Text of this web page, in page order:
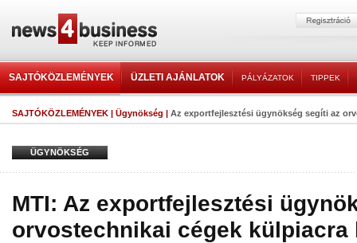
SAJTÓKÖZLEMÉNYEK ÜZLETI AJÁNLATOK PÁLYÁZATOK TIPPEK
SAJTÓKÖZLEMÉNYEK | Ügynökség | Az exportfejlesztési ügynökség segíti az
ÜGYNÖKSÉG
MTI: Az exportfejlesztési
orvostechnikai cégek külpiacra